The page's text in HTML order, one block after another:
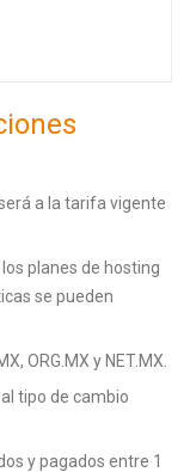
a la tarifa vigente
planes de hosting
se pueden
ORG.MX y NET.MX.
tipo de cambio
y pagados entre 1